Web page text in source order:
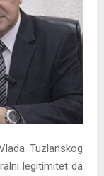
Tuzlanskog
legitimitet da